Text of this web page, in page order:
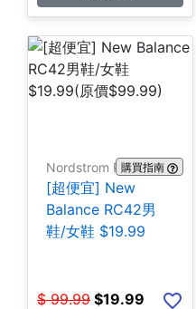
Nordstrom Rack購買指南
[超便宜] New
Balance RC42男
鞋/女鞋 $19.99
$ 99.99 $19.99